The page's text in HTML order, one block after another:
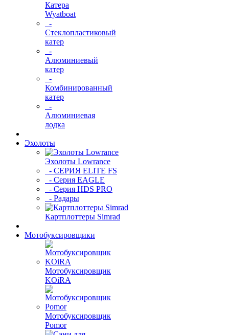
Катера
Wyatboat
-
Cтеклопластиковый
катер
-
Алюминиевый
катер
-
Комбинированный
катер
-
Алюминиевая
лодка
Эхолоты
Эхолоты Lowrance
- СЕРИЯ ELITE FS
- Серия EAGLE
- Серия HDS PRO
- Радары
Картплоттеры Simrad
Мотобуксировщики
Мотобуксировщик
KOiRA
Мотобуксировщик
Pomor